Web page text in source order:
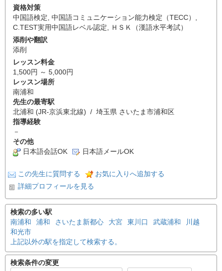
資格対策
中国語検定, 中国語コミュニケーション能力検定（TECC） ,
C.TEST実用中国語レベル認定, ＨＳＫ（漢語水平考試）
添削や翻訳
添削
レッスン料金
1,500円 ～ 5,000円
レッスン場所
南浦和
先生の最寄駅
北浦和 (JR-京浜東北線) / 埼玉県 さいたま市浦和区
指導経験
－
その他
日本語会話OK
日本語メールOK
この先生に質問する
お気に入りへ追加する
詳細プロフィールを見る
検索の多い駅
南浦和
浦和 さいたま新都心 大宮 東川口 武蔵浦和
川越
和光市
上記以外の駅を指定して検索する。
検索条件の変更